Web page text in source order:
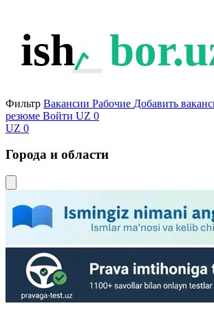
ish
Фильтр Вакансии Рабочие Добавить
резюме Войти UZ 0
UZ 0
Города и области